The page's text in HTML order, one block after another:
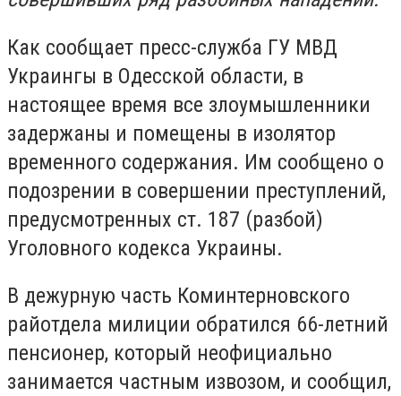
Как сообщает пресс-служба ГУ МВД
Украингы в Одесской области, в
настоящее время все злоумышленники
задержаны и помещены в изолятор
временного содержания. Им сообщено о
подозрении в совершении преступлений,
предусмотренных ст. 187 (разбой)
Уголовного кодекса Украины.
В дежурную часть Коминтерновского
райотдела милиции обратился 66-летний
пенсионер, который неофициально
занимается частным извозом, и сообщил,